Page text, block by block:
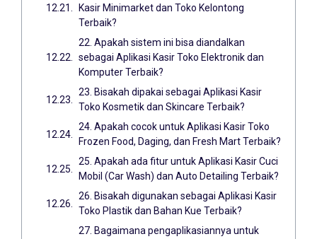
Kasir Minimarket dan Toko Kelontong
Terbaik?
22. Apakah sistem ini bisa diandalkan
sebagai Aplikasi Kasir Toko Elektronik dan
Komputer Terbaik?
23. Bisakah dipakai sebagai Aplikasi Kasir
Toko Kosmetik dan Skincare Terbaik?
24. Apakah cocok untuk Aplikasi Kasir Toko
Frozen Food, Daging, dan Fresh Mart Terbaik?
25. Apakah ada fitur untuk Aplikasi Kasir Cuci
Mobil (Car Wash) dan Auto Detailing Terbaik?
26. Bisakah digunakan sebagai Aplikasi Kasir
Toko Plastik dan Bahan Kue Terbaik?
27. Bagaimana pengaplikasiannya untuk